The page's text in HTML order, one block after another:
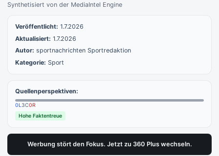
Synthetisiert von der MediaIntel Engine
Veröffentlicht: 1.7.2026
Aktualisiert: 1.7.2026
Autor: sportnachrichten Sportredaktion
Kategorie: Sport
Quellenperspektiven:
0L3C0R
Hohe Faktentreue
Werbung stört den Fokus. Jetzt zu 360 Plus wechseln.